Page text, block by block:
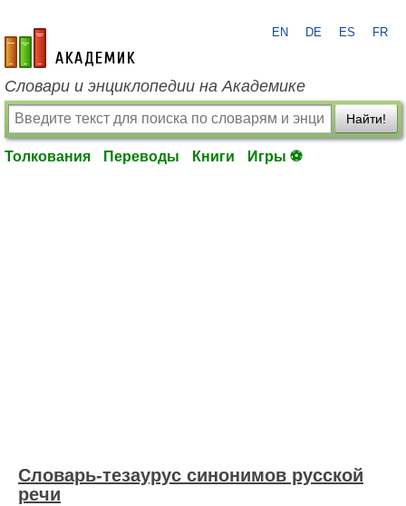
academic.ru
EN DE ES FR
Словари и энциклопедии на Академике
Найти!
Толкования Переводы Книги Игры ⚽
Словарь-тезаурус синонимов русской
речи